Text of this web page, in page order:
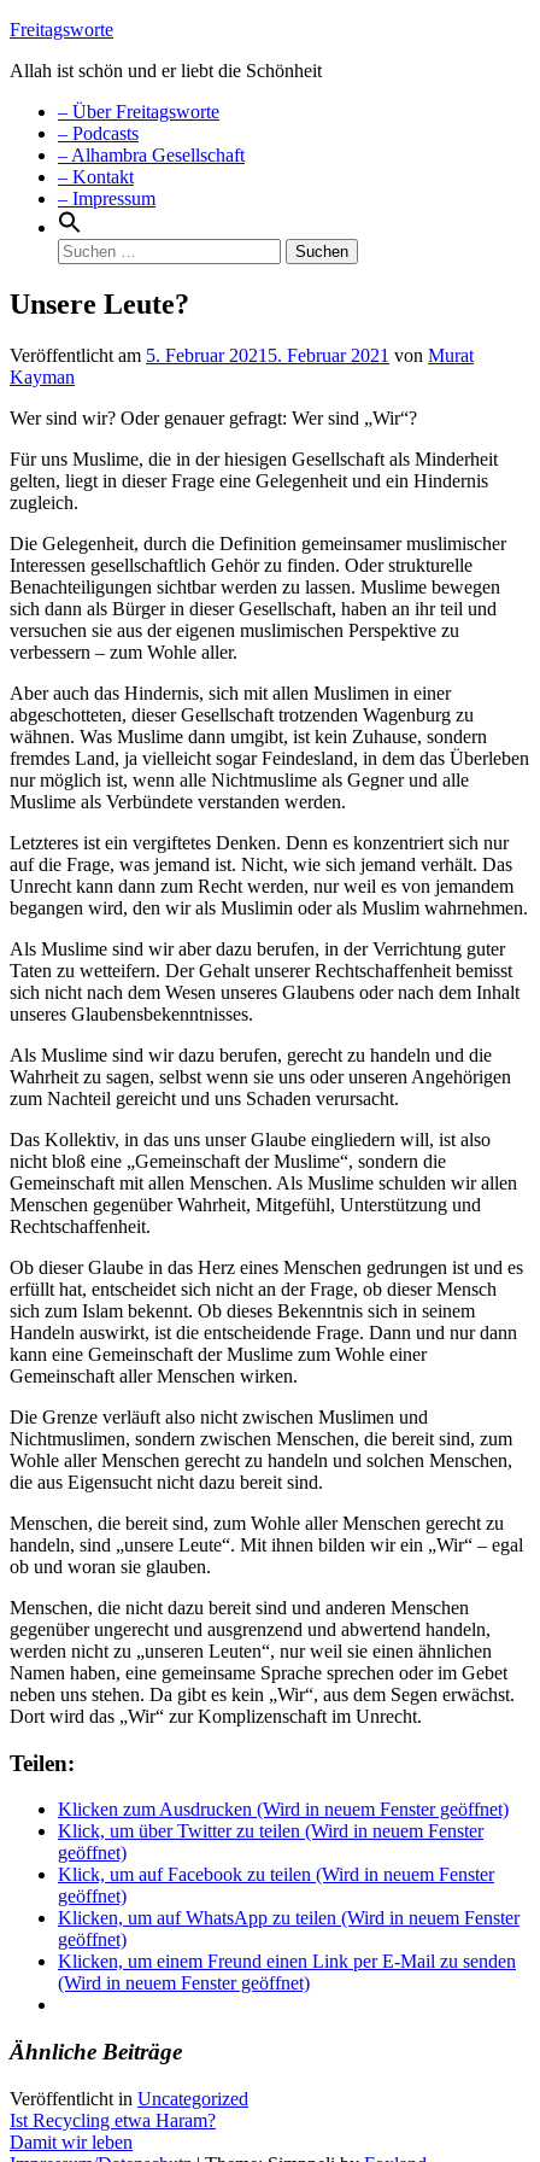
Weiter
Inhalt
Freitagsworte
Allah ist schön und er liebt die Schönheit
Menü– Über Freitagsworte
– Podcasts
– Alhambra Gesellschaft
– Kontakt
– Impressum
Suchen
nach:
Unsere Leute?
Veröffentlicht am 5. Februar 2021 5. Februar 2021 von Murat
Kayman
Wer sind wir? Oder genauer gefragt: Wer sind „Wir“?
Für uns Muslime, die in der hiesigen Gesellschaft als Minderheit
gelten, liegt in dieser Frage eine Gelegenheit und ein Hindernis
zugleich.
Die Gelegenheit, durch die Definition gemeinsamer muslimischer
Interessen gesellschaftlich Gehör zu finden. Oder strukturelle
Benachteiligungen sichtbar werden zu lassen. Muslime bewegen
sich dann als Bürger in dieser Gesellschaft, haben an ihr teil und
versuchen sie aus der eigenen muslimischen Perspektive zu
verbessern – zum Wohle aller.
Aber auch das Hindernis, sich mit allen Muslimen in einer
abgeschotteten, dieser Gesellschaft trotzenden Wagenburg zu
wähnen. Was Muslime dann umgibt, ist kein Zuhause, sondern
fremdes Land, ja vielleicht sogar Feindesland, in dem das Überleben
nur möglich ist, wenn alle Nichtmuslime als Gegner und alle
Muslime als Verbündete verstanden werden.
Letzteres ist ein vergiftetes Denken. Denn es konzentriert sich nur
auf die Frage, was jemand ist. Nicht, wie sich jemand verhält. Das
Unrecht kann dann zum Recht werden, nur weil es von jemandem
begangen wird, den wir als Muslimin oder als Muslim wahrnehmen.
Als Muslime sind wir aber dazu berufen, in der Verrichtung guter
Taten zu wetteifern. Der Gehalt unserer Rechtschaffenheit bemisst
sich nicht nach dem Wesen unseres Glaubens oder nach dem Inhalt
unseres Glaubensbekenntnisses.
Als Muslime sind wir dazu berufen, gerecht zu handeln und die
Wahrheit zu sagen, selbst wenn sie uns oder unseren Angehörigen
zum Nachteil gereicht und uns Schaden verursacht.
Das Kollektiv, in das uns unser Glaube eingliedern will, ist also
nicht bloß eine „Gemeinschaft der Muslime“, sondern die
Gemeinschaft mit allen Menschen. Als Muslime schulden wir allen
Menschen gegenüber Wahrheit, Mitgefühl, Unterstützung und
Rechtschaffenheit.
Ob dieser Glaube in das Herz eines Menschen gedrungen ist und es
erfüllt hat, entscheidet sich nicht an der Frage, ob dieser Mensch
sich zum Islam bekennt. Ob dieses Bekenntnis sich in seinem
Handeln auswirkt, ist die entscheidende Frage. Dann und nur dann
kann eine Gemeinschaft der Muslime zum Wohle einer
Gemeinschaft aller Menschen wirken.
Die Grenze verläuft also nicht zwischen Muslimen und
Nichtmuslimen, sondern zwischen Menschen, die bereit sind, zum
Wohle aller Menschen gerecht zu handeln und solchen Menschen,
die aus Eigensucht nicht dazu bereit sind.
Menschen, die bereit sind, zum Wohle aller Menschen gerecht zu
handeln, sind „unsere Leute“. Mit ihnen bilden wir ein „Wir“ – egal
ob und woran sie glauben.
Menschen, die nicht dazu bereit sind und anderen Menschen
gegenüber ungerecht und ausgrenzend und abwertend handeln,
werden nicht zu „unseren Leuten“, nur weil sie einen ähnlichen
Namen haben, eine gemeinsame Sprache sprechen oder im Gebet
neben uns stehen. Da gibt es kein „Wir“, aus dem Segen erwächst.
Dort wird das „Wir“ zur Komplizenschaft im Unrecht.
Teilen:
Klicken zum Ausdrucken (Wird in neuem Fenster geöffnet)
Klick, um über Twitter zu teilen (Wird in neuem Fenster
geöffnet)
Klick, um auf Facebook zu teilen (Wird in neuem Fenster
geöffnet)
Klicken, um auf WhatsApp zu teilen (Wird in neuem Fenster
geöffnet)
Klicken, um einem Freund einen Link per E-Mail zu senden
(Wird in neuem Fenster geöffnet)
Ähnliche Beiträge
Veröffentlicht in Uncategorized
Beitragsnavigation
Ist Recycling etwa Haram?
Damit wir leben